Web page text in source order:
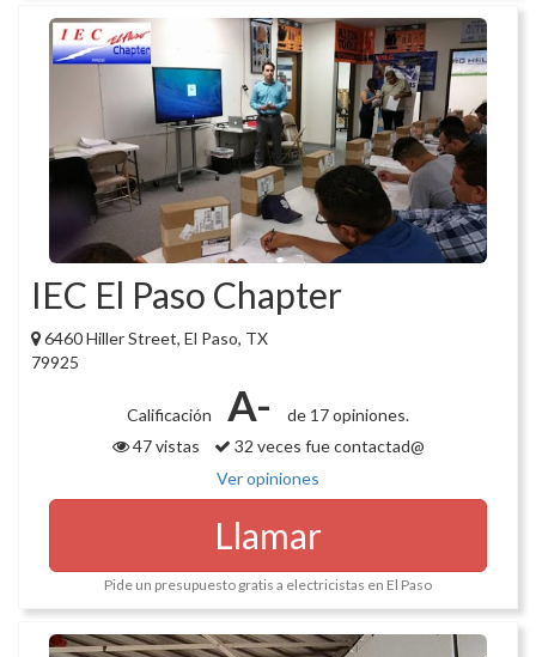
IEC El Paso Chapter
6460 Hiller Street, El Paso, TX
79925
Calificación A-
de 17 opiniones.
47 vistas
32 veces fue contactad@
Ver opiniones
Llamar
Pide un presupuesto gratis a electricistas en El Paso